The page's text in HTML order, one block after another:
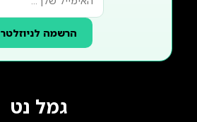
הרשמה לניוזלטר
גמל נט